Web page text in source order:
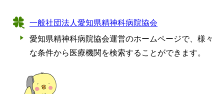
一般社団法人愛知県精神科病院協会
愛知県精神科病院協会運営のホームページで、様々
な条件から医療機関を検索することができます。